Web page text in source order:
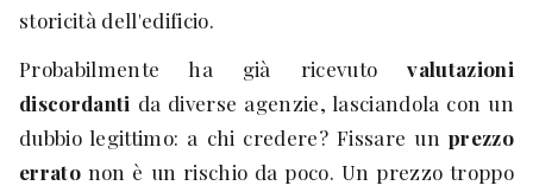
storicità dell'edificio.
Probabilmente ha già ricevutovalutazioni
discordanti da diverse agenzie, lasciandola con un
dubbio legittimo: a chi credere? Fissare unprezzo
erratonon è un rischio da poco. Un prezzo troppo